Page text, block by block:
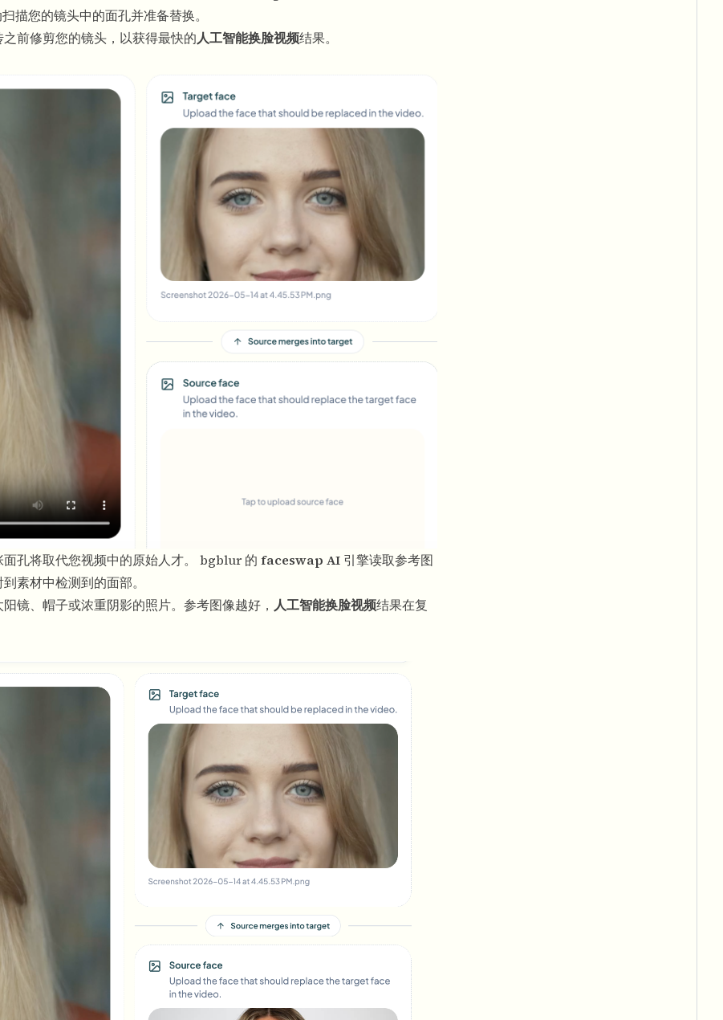
描您的镜头中的面孔并准备替换。
前修剪您的镜头，以获得最快的人工智能换脸视频结果。
孔将取代您视频中的原始人才。 bgblur 的 faceswap AI 引擎读取参考图
素材中检测到的面部。
镜、帽子或浓重阴影的照片。参考图像越好， 人工智能换脸视频结果在复